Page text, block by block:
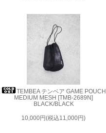
TEMBEA テンベア GAME POUCH
MEDIUM MESH [TMB-2689N]
BLACK/BLACK
10,000円(税込11,000円)